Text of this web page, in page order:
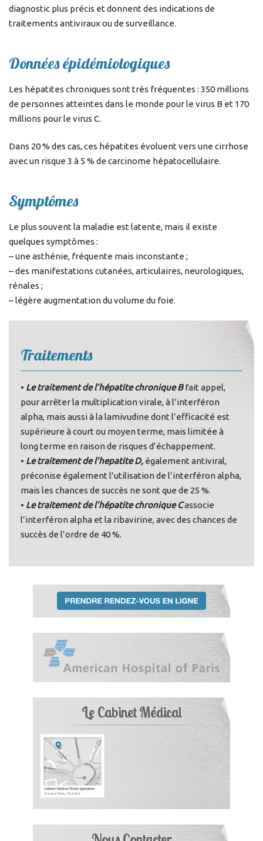
diagnostic plus précis et donnent des indications de
traitements antiviraux ou de surveillance.
Données épidémiologiques
Les hépatites chroniques sont très fréquentes : 350 millions
de personnes atteintes dans le monde pour le virus B et 170
millions pour le virus C.
Dans 20 % des cas, ces hépatites évoluent vers une cirrhose
avec un risque 3 à 5 % de carcinome hépatocellulaire.
Symptômes
Le plus souvent la maladie est latente, mais il existe
quelques symptômes :
– une asthénie, fréquente mais inconstante ;
– des manifestations cutanées, articulaires, neurologiques,
rénales ;
– légère augmentation du volume du foie.
Traitements
• Le traitement de l’hépatite chronique B fait appel,
pour arrêter la multiplication virale, à l’interféron
alpha, mais aussi à la lamivudine dont l’efficacité est
supérieure à court ou moyen terme, mais limitée à
long terme en raison de risques d’échappement.
• Le traitement de l’hepatite D, également antiviral,
préconise également l’utilisation de l’interféron alpha,
mais les chances de succès ne sont que de 25 %.
• Le traitement de l’hépatite chronique Cassocie
l’interféron alpha et la ribavirine, avec des chances de
succès de l’ordre de 40 %.
Le Cabinet Médical